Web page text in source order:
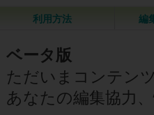
利用方法 編
ベータ版
ただいまコンテン
あなたの編集協力